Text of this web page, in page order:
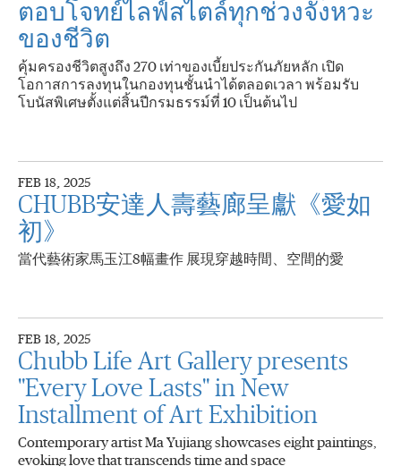
ตอบโจทย์ไลฟ์สไตล์ทุกช่วงจังหวะ
ของชีวิต
คุ้มครองชีวิตสูงถึง 270 เท่าของเบี้ยประกันภัยหลัก เปิด
โอกาสการลงทุนในกองทุนชั้นนำได้ตลอดเวลา พร้อมรับ
โบนัสพิเศษตั้งแต่สิ้นปีกรมธรรม์ที่ 10 เป็นต้นไป
FEB 18, 2025
CHUBB安達人壽藝廊呈獻《愛如
初》
當代藝術家馬玉江8幅畫作 展現穿越時間、空間的愛
FEB 18, 2025
Chubb Life Art Gallery presents
"Every Love Lasts" in New
Installment of Art Exhibition
Contemporary artist Ma Yujiang showcases eight paintings,
evoking love that transcends time and space